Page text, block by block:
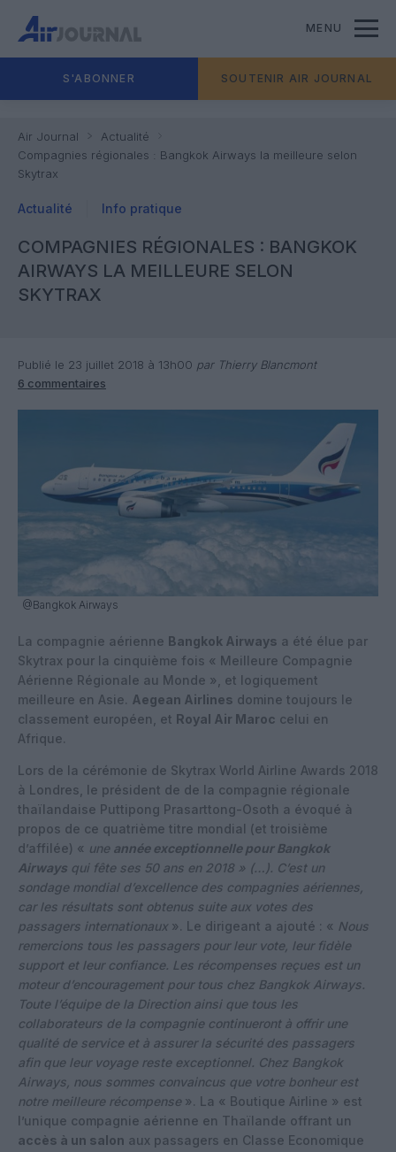
MENU
S'ABONNER SOUTENIR AIR JOURNAL
Air Journal
Actualité
Compagnies régionales : Bangkok Airways la meilleure selon
Skytrax
Actualité Info pratique
COMPAGNIES RÉGIONALES : BANGKOK
AIRWAYS LA MEILLEURE SELON
SKYTRAX
Publié le 23 juillet 2018 à 13h00 par Thierry Blancmont
6 commentaires
@Bangkok Airways
La compagnie aérienne Bangkok Airways a été élue par
Skytrax pour la cinquième fois « Meilleure Compagnie
Aérienne Régionale au Monde », et logiquement
meilleure en Asie. Aegean Airlines domine toujours le
classement européen, et Royal Air Maroc celui en
Afrique.
Lors de la cérémonie de Skytrax World Airline Awards 2018
à Londres, le président de de la compagnie régionale
thaïlandaise Puttipong Prasarttong-Osoth a évoqué à
propos de ce quatrième titre mondial (et troisième
d’affilée) « une année exceptionnelle pour Bangkok
Airways qui fête ses 50 ans en 2018 » (…). C’est un
sondage mondial d’excellence des compagnies aériennes,
car les résultats sont obtenus suite aux votes des
passagers internationaux ». Le dirigeant a ajouté : « Nous
remercions tous les passagers pour leur vote, leur fidèle
support et leur confiance. Les récompenses reçues est un
moteur d’encouragement pour tous chez Bangkok Airways.
Toute l’équipe de la Direction ainsi que tous les
collaborateurs de la compagnie continueront à offrir une
qualité de service et à assurer la sécurité des passagers
afin que leur voyage reste exceptionnel. Chez Bangkok
Airways, nous sommes convaincus que votre bonheur est
notre meilleure récompense ». La « Boutique Airline » est
l’unique compagnie aérienne en Thaïlande offrant un
accès à un salon aux passagers en Classe Economique